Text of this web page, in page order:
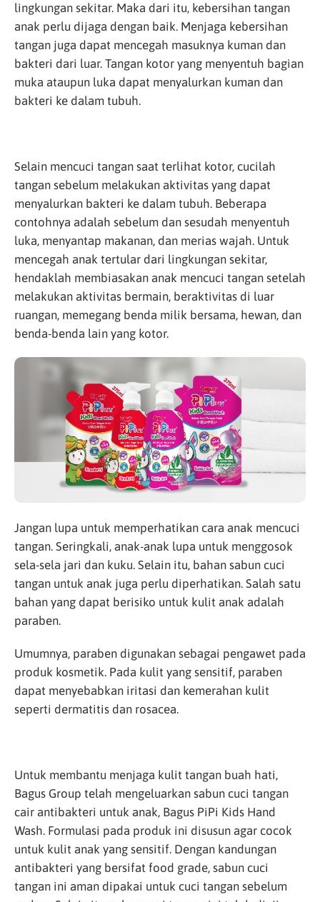
lingkungan sekitar. Maka dari itu, kebersihan tangan
anak perlu dijaga dengan baik. Menjaga kebersihan
tangan juga dapat mencegah masuknya kuman dan
bakteri dari luar. Tangan kotor yang menyentuh bagian
muka ataupun luka dapat menyalurkan kuman dan
bakteri ke dalam tubuh.
Selain mencuci tangan saat terlihat kotor, cucilah
tangan sebelum melakukan aktivitas yang dapat
menyalurkan bakteri ke dalam tubuh. Beberapa
contohnya adalah sebelum dan sesudah menyentuh
luka, menyantap makanan, dan merias wajah. Untuk
mencegah anak tertular dari lingkungan sekitar,
hendaklah membiasakan anak mencuci tangan setelah
melakukan aktivitas bermain, beraktivitas di luar
ruangan, memegang benda milik bersama, hewan, dan
benda-benda lain yang kotor.
Jangan lupa untuk memperhatikan cara anak mencuci
tangan. Seringkali, anak-anak lupa untuk menggosok
sela-sela jari dan kuku. Selain itu, bahan sabun cuci
tangan untuk anak juga perlu diperhatikan. Salah satu
bahan yang dapat berisiko untuk kulit anak adalah
paraben.
Umumnya, paraben digunakan sebagai pengawet pada
produk kosmetik. Pada kulit yang sensitif, paraben
dapat menyebabkan iritasi dan kemerahan kulit
seperti dermatitis dan rosacea.
Untuk membantu menjaga kulit tangan buah hati,
Bagus Group telah mengeluarkan sabun cuci tangan
cair antibakteri untuk anak, Bagus PiPi Kids Hand
Wash. Formulasi pada produk ini disusun agar cocok
untuk kulit anak yang sensitif. Dengan kandungan
antibakteri yang bersifat food grade, sabun cuci
tangan ini aman dipakai untuk cuci tangan sebelum